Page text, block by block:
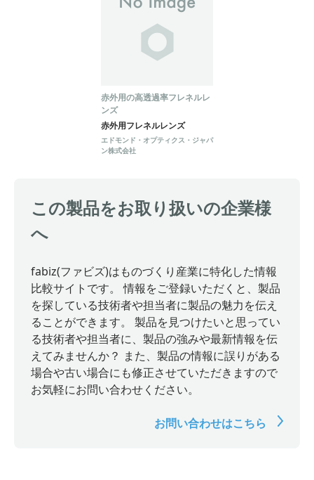
赤外用の高透過率フレネルレ
ンズ
赤外用フレネルレンズ
エドモンド・オプティクス・ジャパ
ン株式会社
この製品をお取り扱いの企業様
へ
fabiz(ファビズ)はものづくり産業に特化した情報
比較サイトです。 情報をご登録いただくと、製品
を探している技術者や担当者に製品の魅力を伝え
ることができます。 製品を見つけたいと思ってい
る技術者や担当者に、製品の強みや最新情報を伝
えてみませんか？ また、製品の情報に誤りがある
場合や古い場合にも修正させていただきますので
お気軽にお問い合わせください。
お問い合わせはこちら